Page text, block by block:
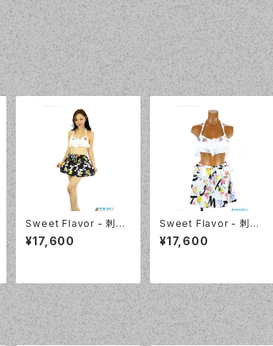
Sweet Flavor - 刺繍
フリルプリントスカート
付 3点セット（337020
¥17,600
Sweet Flavor - 刺繍
フリルプリントスカート
付 3点セット（337020
¥17,600